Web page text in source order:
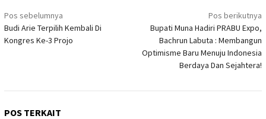
Navigasi
pos
Pos sebelumnya
Budi Arie Terpilih Kembali Di
Kongres Ke-3 Projo
Pos berikutnya
Bupati Muna Hadiri PRABU Expo,
Bachrun Labuta : Membangun
Optimisme Baru Menuju Indonesia
Berdaya Dan Sejahtera!
POS TERKAIT